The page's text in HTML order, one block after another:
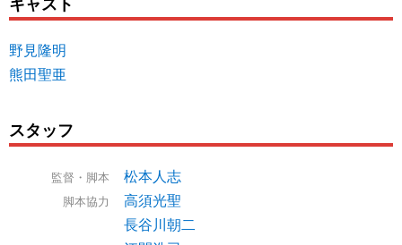
野見隆明
熊田聖亜
スタッフ
監督・脚本 松本人志
脚本協力
高須光聖
長谷川朝二